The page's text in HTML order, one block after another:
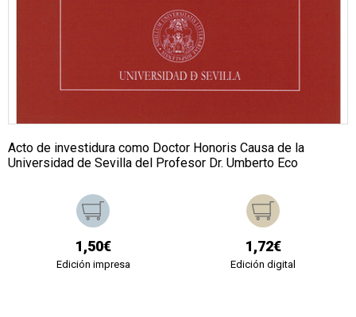
Acto de investidura como Doctor Honoris Causa de la
Universidad de Sevilla del Profesor Dr. Umberto Eco
1,50€
Edición impresa
1,72€
Edición digital